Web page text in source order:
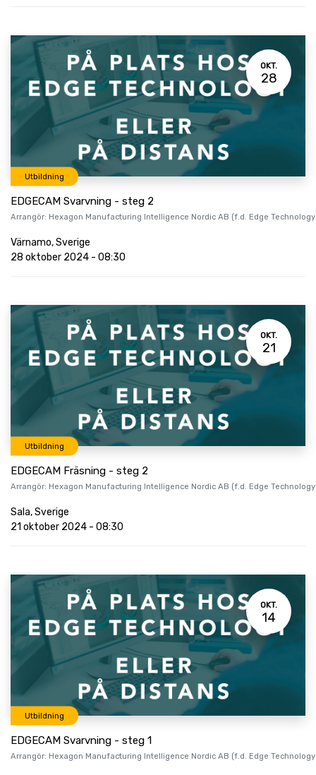
OKT.
28
Utbildning
EDGECAM Svarvning - steg 2
Arrangör: Hexagon Manufacturing Intelligence Nordic AB (f.d. Edge
Värnamo,Sverige
28 oktober 2024 - 08:30
OKT.
21
Utbildning
EDGECAM Fräsning - steg 2
Arrangör: Hexagon Manufacturing Intelligence Nordic AB (f.d. Edge
Sala,Sverige
21 oktober 2024 - 08:30
OKT.
14
Utbildning
EDGECAM Svarvning - steg 1
Arrangör: Hexagon Manufacturing Intelligence Nordic AB (f.d. Edge